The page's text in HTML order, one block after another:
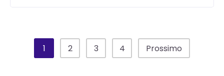
1 2 3 4 Prossimo